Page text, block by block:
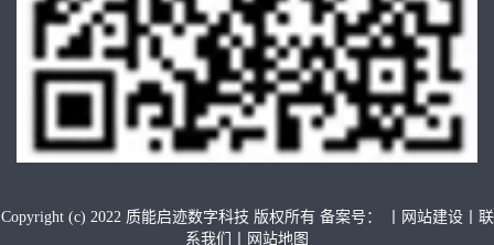
Copyright (c) 2022 质能启迹数字科技 版权所有备案号： 丨网站建设丨联
系我们
丨网站地图